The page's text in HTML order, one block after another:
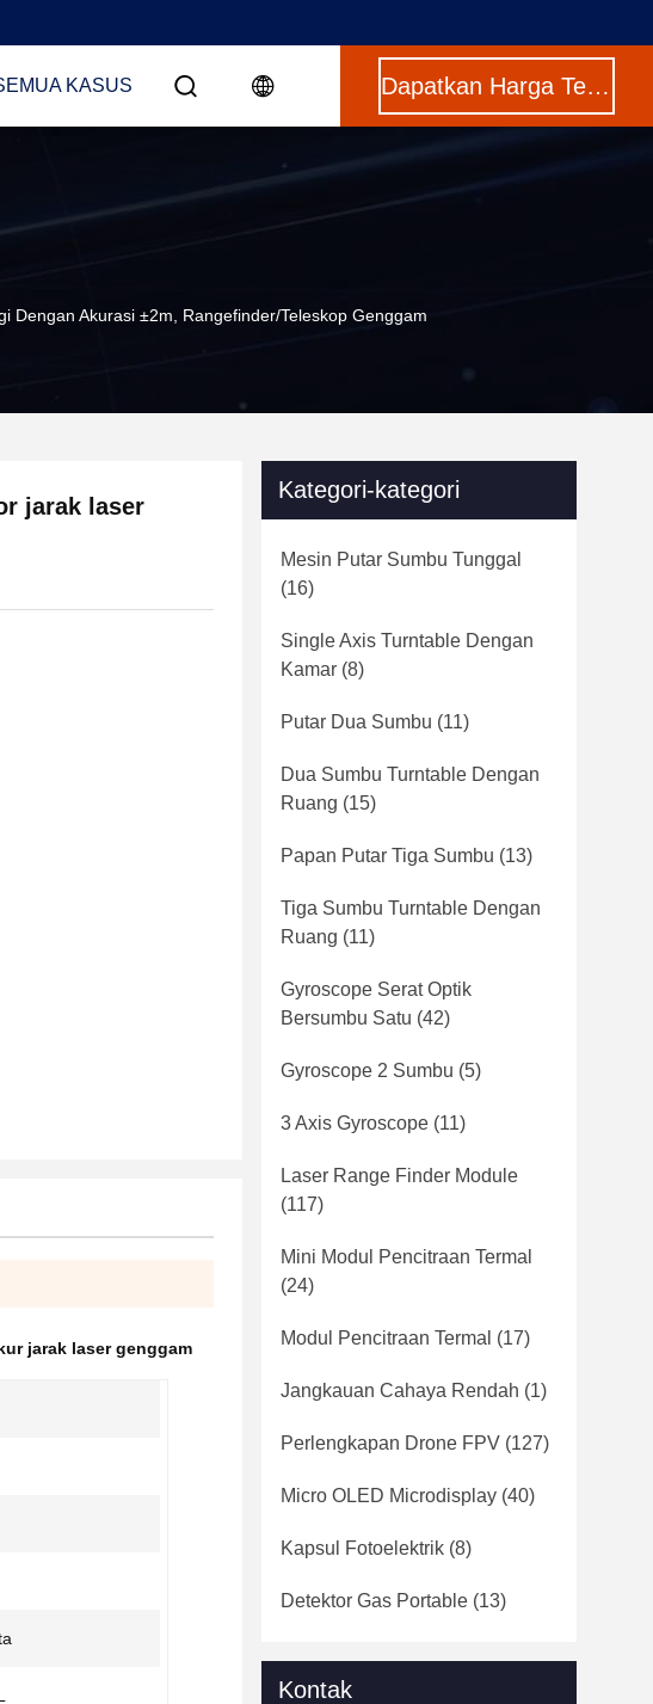
KASUS Dapatkan Harga Terbaik
Dengan Akurasi ±2m, Rangefinder/teleskop Genggam
jarak laser
jarak laser genggam
Kategori-kategori
Mesin Putar Sumbu Tunggal
(16)
Single Axis Turntable Dengan
Kamar (8)
Putar Dua Sumbu (11)
Dua Sumbu Turntable Dengan
Ruang (15)
Papan Putar Tiga Sumbu (13)
Tiga Sumbu Turntable Dengan
Ruang (11)
Gyroscope Serat Optik
Bersumbu Satu (42)
Gyroscope 2 Sumbu (5)
3 Axis Gyroscope (11)
Laser Range Finder Module
(117)
Mini Modul Pencitraan Termal
(24)
Modul Pencitraan Termal (17)
Jangkauan Cahaya Rendah (1)
Perlengkapan Drone FPV (127)
Micro OLED Microdisplay (40)
Kapsul Fotoelektrik (8)
Detektor Gas Portable (13)
Kontak